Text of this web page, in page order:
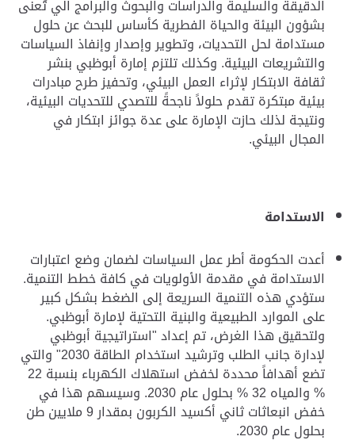
الدقيقة والسليمة والدراسات والبحوث والبرامج الي تُعنى
بشؤون البيئة والحياة الفطرية كأساس للبحث عن حلول
مستدامة لحل التحديات، وتطوير وإصدار وإنفاذ السياسات
والتشريعات البيئية. وكذلك تلتزم إمارة أبوظبي بنشر
ثقافة الابتكار لإثراء العمل البيئي، وتحفيز طرح مبادرات
بيئية مبتكرة تقدم حلولاً ناجحةً للتصدي للتحديات البيئية،
ونتيجة لذلك حازت الإمارة على عدة جوائز ابتكار في
المجال البيئي.
الاستدامة
أعدت الحكومة أطر عمل السياسات لضمان وضع اعتبارات
الاستدامة في مقدمة الأولويات في كافة خطط التنمية.
ستؤدي هذه التنمية السريعة إلى الضغط بشكل كبير
على الموارد الطبيعية والبنية التحتية لإمارة أبوظبي.
ولتحقيق هذا الغرض، تم إعداد "استراتيجية أبوظبي
لإدارة جانب الطلب وترشيد استخدام الطاقة 2030" والتي
تضع أهدافاً محددة لخفض استهلاك الكهرباء بنسبة 22
% والمياه 32 % بحلول عام 2030. وسيسهم هذا في
خفض انبعاثات ثاني أكسيد الكربون بمقدار 9 ملايين طن
بحلول عام 2030.